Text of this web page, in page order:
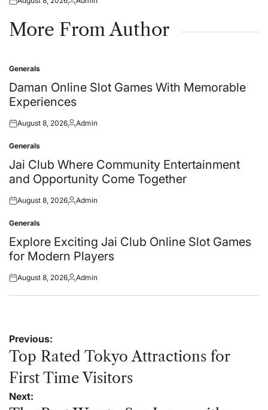
Posted
Posted
More From Author
Posted
in
Generals
Daman Online Slot Games With Memorable
Experiences
Posted
August 8, 2026Posted
Admin
Posted
in
Generals
Jai Club Where Community Entertainment
and Opportunity Come Together
Posted
August 8, 2026Posted
Admin
Posted
in
Generals
Explore Exciting Jai Club Online Slot Games
for Modern Players
Posted
August 8, 2026Posted
Admin
Post
navigation
Previous:
Top Rated Tokyo Attractions for
First Time Visitors
Next: